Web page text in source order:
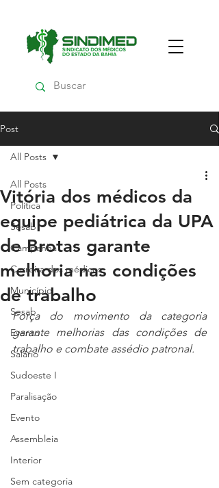
Post
All Posts
Política
Sesab
Campanha
Carreira dos médicos
Município
Sesab
Evento
Salário
Sudoeste I
Paralisação
Evento
Assembleia
Interior
Sem categoria
All Posts
Vitória dos médicos da
equipe pediátrica da UPA
de Brotas garante
melhoria nas condições
de trabalho
Força do movimento da categoria
garante melhorias das condições de
trabalho e combate assédio patronal.